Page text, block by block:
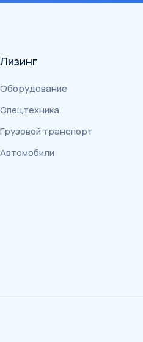
Лизинг
Оборудование
Спецтехника
Грузовой транспорт
Автомобили